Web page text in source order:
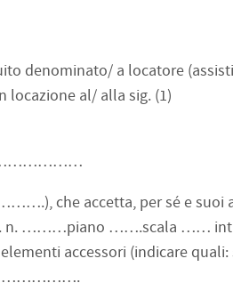
a locatore
al/ alla sig. (1)
accetta, per sé e suoi
………piano …….scala ……
accessori (indicare quali: